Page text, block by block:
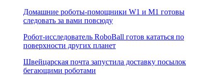
Домашние роботы-помощники W1 и M1 готовы
следовать за вами повсюду
Робот-исследователь RoboBall готов кататься по
поверхности других планет
Швейцарская почта запустила доставку посылок
бегающими роботами